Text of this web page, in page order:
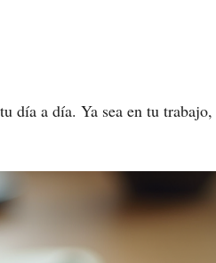
día a día. Ya sea en tu